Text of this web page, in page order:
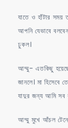
যাতে ও হাঁটার সময়
আপনি যেভাবে
ঢুকল।
আম্মু- এতকিছু
জানলে। মা
যাদুর জন্য আমি সব
আম্মু মুখে আঁচল